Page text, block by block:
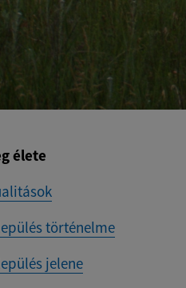
élete
történelme
jelene